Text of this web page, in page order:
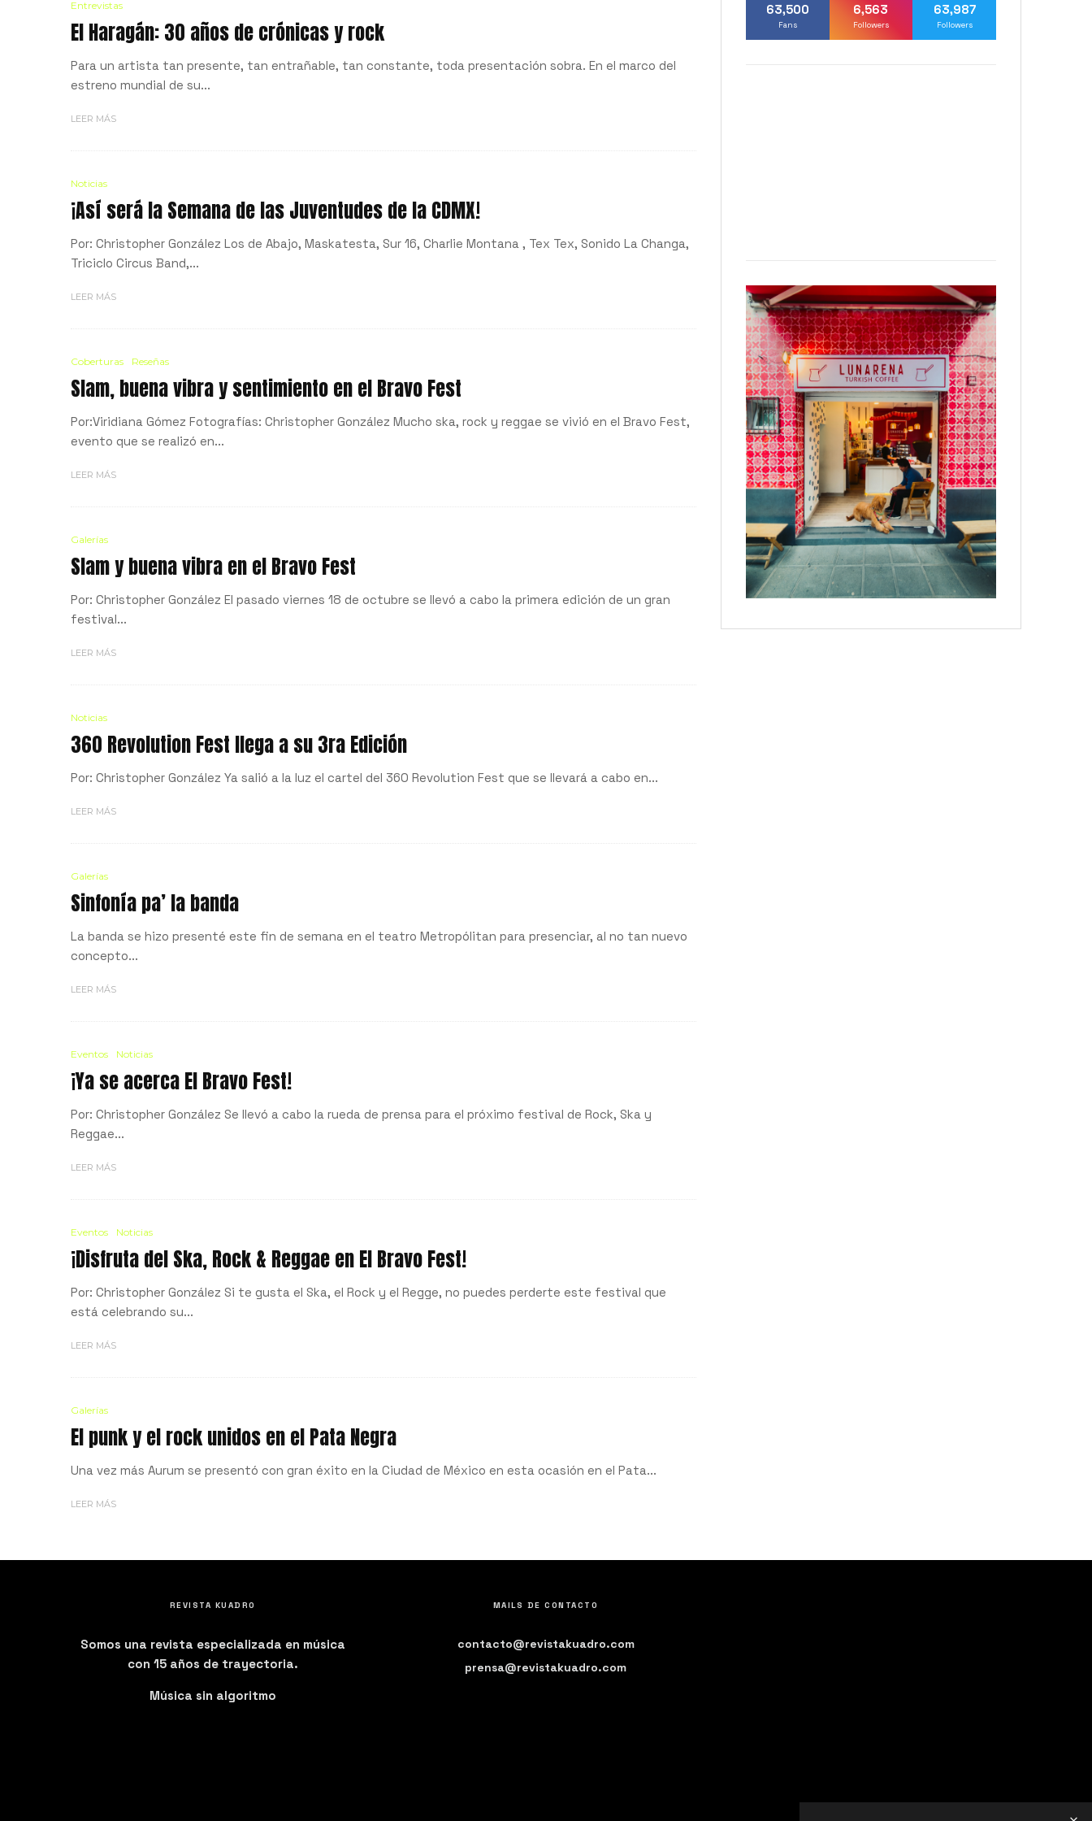
Entrevistas
El Haragán: 30 años de crónicas y rock
Para un artista tan presente, tan entrañable, tan constante, toda presentación sobra. En el marco del
estreno mundial de su...
LEER MÁS
Noticias
¡Así será la Semana de las Juventudes de la CDMX!
Por: Christopher González Los de Abajo, Maskatesta, Sur 16, Charlie Montana , Tex Tex, Sonido La Changa,
Triciclo Circus Band,...
LEER MÁS
Coberturas Reseñas
Slam, buena vibra y sentimiento en el Bravo Fest
Por:Viridiana Gómez Fotografías: Christopher González Mucho ska, rock y reggae se vivió en el Bravo Fest,
evento que se realizó en...
LEER MÁS
Galerías
Slam y buena vibra en el Bravo Fest
Por: Christopher González El pasado viernes 18 de octubre se llevó a cabo la primera edición de un gran
festival...
LEER MÁS
Noticias
360 Revolution Fest llega a su 3ra Edición
Por: Christopher González Ya salió a la luz el cartel del 360 Revolution Fest que se llevará a cabo en...
LEER MÁS
Galerías
Sinfonía pa’ la banda
La banda se hizo presenté este fin de semana en el teatro Metropólitan para presenciar, al no tan nuevo
concepto...
LEER MÁS
Eventos Noticias
¡Ya se acerca El Bravo Fest!
Por: Christopher González Se llevó a cabo la rueda de prensa para el próximo festival de Rock, Ska y
Reggae...
LEER MÁS
Eventos Noticias
¡Disfruta del Ska, Rock & Reggae en El Bravo Fest!
Por: Christopher González Si te gusta el Ska, el Rock y el Regge, no puedes perderte este festival que
está celebrando su...
LEER MÁS
Galerías
El punk y el rock unidos en el Pata Negra
Una vez más Aurum se presentó con gran éxito en la Ciudad de México en esta ocasión en el Pata...
LEER MÁS
63,500
Fans
6,563
Followers
63,987
Followers
REVISTA KUADRO
Somos una revista especializada en música
con 15 años de trayectoria.
Música sin algoritmo
MAILS DE CONTACTO
contacto@revistakuadro.com
prensa@revistakuadro.com